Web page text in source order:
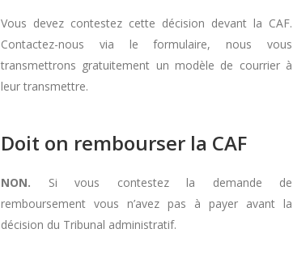
Vous devez contestez cette décision devant la CAF.
Contactez-nous via le formulaire, nous vous
transmettrons gratuitement un modèle de courrier à
leur transmettre.
Doit on rembourser la CAF
NON. Si vous contestez la demande de
remboursement vous n’avez pas à payer avant la
décision du Tribunal administratif.